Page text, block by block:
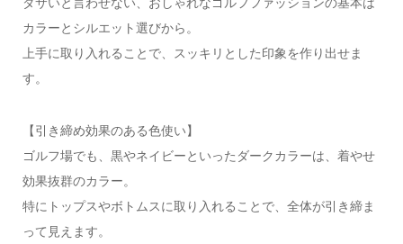
カラーとシルエット選びから。
上手に取り入れることで、スッキリとした印象を作り出せま
す。
【引き締め効果のある色使い】
ゴルフ場でも、黒やネイビーといったダークカラーは、着やせ
効果抜群のカラー。
特にトップスやボトムスに取り入れることで、全体が引き締ま
って見えます。